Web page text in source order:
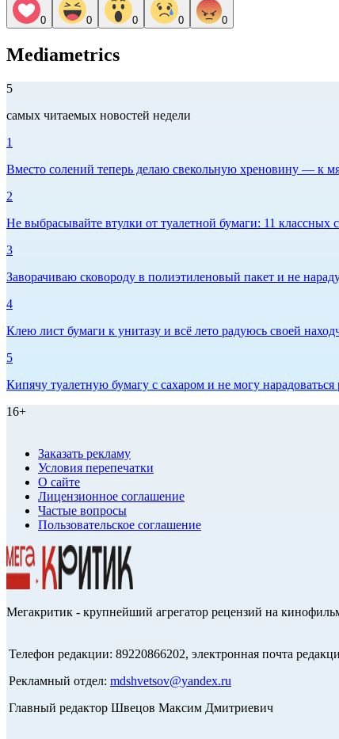
0 0 0 0 0
Mediametrics
5
самых читаемых новостей недели
1
Вместо солений теперь делаю свекольную хреновину — к
2
Не выбрасывайте втулки от туалетной бумаги: 11 классных
3
Заворачиваю сковороду в полиэтиленовый пакет и не
4
Клею лист бумаги к унитазу и всё лето радуюсь своей
5
Кипячу туалетную бумагу с сахаром и не могу нарадоваться
16+
Заказать рекламу
Условия перепечатки
О сайте
Лицензионное соглашение
Частые вопросы
Пользовательское соглашение
Мегакритик - крупнейший агрегатор рецензий на
Телефон редакции: 89220866202, электронная почта
Рекламный отдел: mdshvetsov@yandex.ru
Главный редактор Швецов Максим Дмитриевич